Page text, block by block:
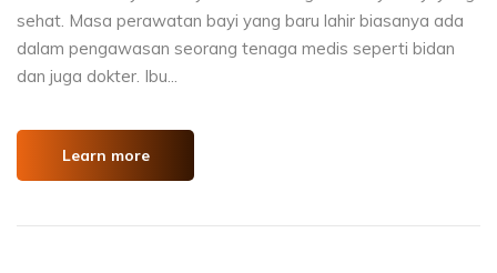
sehat. Masa perawatan bayi yang baru lahir biasanya ada
dalam pengawasan seorang tenaga medis seperti bidan
dan juga dokter. Ibu...
Learn more